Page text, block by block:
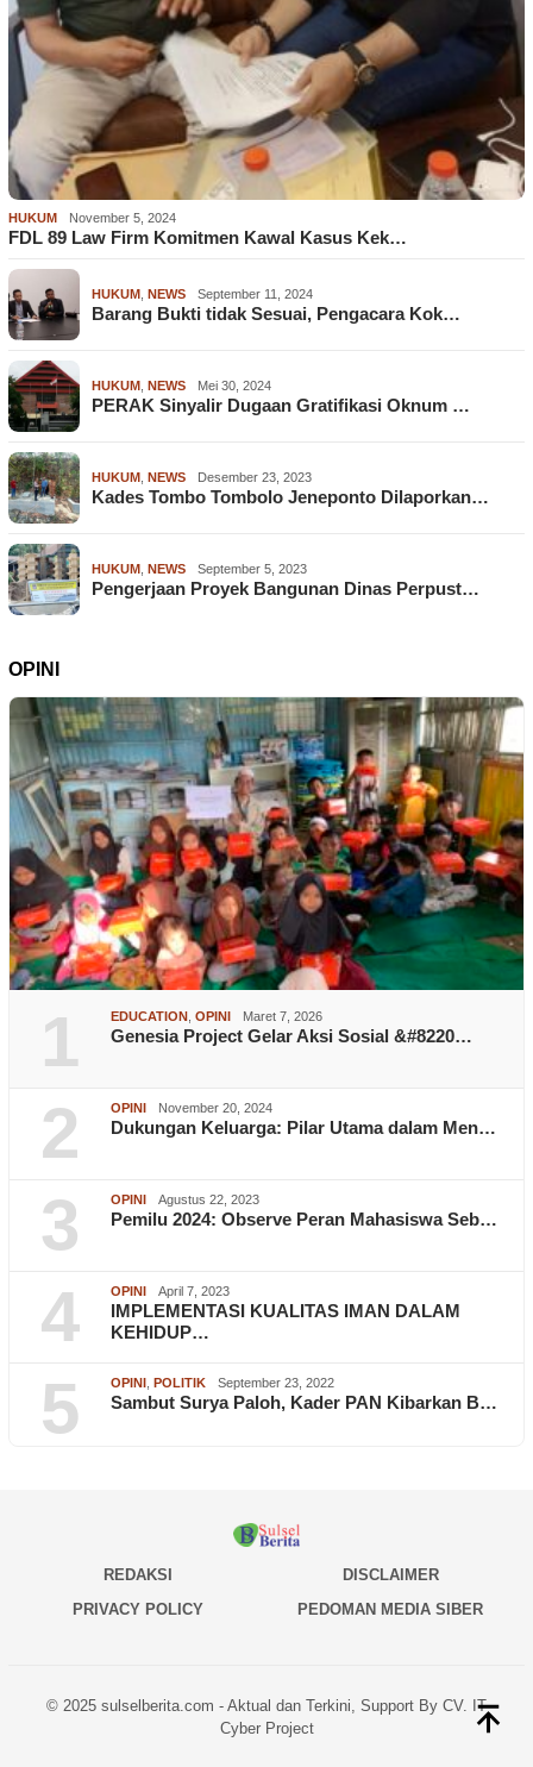
HUKUM November 5, 2024
FDL 89 Law Firm Komitmen Kawal Kasus Kek…
HUKUM NEWS September 11, 2024
Barang Bukti tidak Sesuai, Pengacara Kok…
HUKUM NEWS Mei 30, 2024
PERAK Sinyalir Dugaan Gratifikasi Oknum …
HUKUM NEWS Desember 23, 2023
Kades Tombo Tombolo Jeneponto Dilaporkan…
HUKUM NEWS September 5, 2023
Pengerjaan Proyek Bangunan Dinas Perpust…
OPINI
1 EDUCATION OPINI Maret 7, 2026
Genesia Project Gelar Aksi Sosial &#8220…
2 OPINI November 20, 2024
Dukungan Keluarga: Pilar Utama dalam Men…
3 OPINI Agustus 22, 2023
Pemilu 2024: Observe Peran Mahasiswa Seb…
4 OPINI April 7, 2023
IMPLEMENTASI KUALITAS IMAN DALAM
KEHIDUP…
5 OPINI POLITIK September 23, 2022
Sambut Surya Paloh, Kader PAN Kibarkan B…
REDAKSI
DISCLAIMER
PRIVACY POLICY
PEDOMAN MEDIA SIBER
© 2025 sulselberita.com - Aktual dan Terkini, Support By CV. IT
Cyber Project